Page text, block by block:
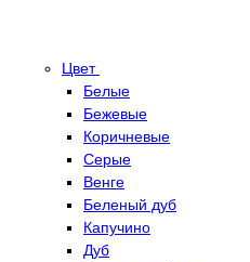
Цвет
Белые
Бежевые
Коричневые
Серые
Венге
Беленый дуб
Капучино
Дуб